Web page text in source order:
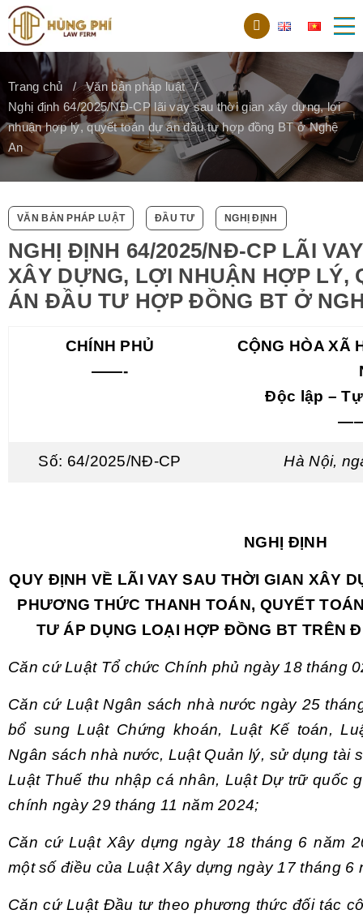
Trang chủ
Văn bản pháp luật
Nghị định 64/2025/NĐ-CP lãi vay sau thời gian xây dựng, lợi
nhuận hợp lý, quyết toán dự án đầu tư hợp đồng BT ở Nghệ
An
VĂN BẢN PHÁP LUẬT ĐẦU TƯ NGHỊ ĐỊNH
NGHỊ ĐỊNH 64/2025/NĐ-CP LÃI
XÂY DỰNG, LỢI NHUẬN HỢP LÝ,
ÁN ĐẦU TƯ HỢP ĐỒNG BT Ở
CHÍNH PHỦ
——-
CỘNG HÒA XÃ
Độc lập –
Số: 64/2025/NĐ-CP Hà Nội,
NGHỊ ĐỊNH
QUY ĐỊNH VỀ LÃI VAY SAU THỜI GIAN XÂY
PHƯƠNG THỨC THANH TOÁN, QUYẾT
TƯ ÁP DỤNG LOẠI HỢP ĐỒNG BT TRÊN
Căn cứ Luật Tổ chức Chính phủ ngày 18 tháng
Căn cứ Luật Ngân sách nhà nước ngày 25
bổ sung Luật Chứng khoán, Luật Kế toán,
Ngân sách nhà nước, Luật Quản lý, sử dụng tài
Luật Thuế thu nhập cá nhân, Luật Dự trữ quốc
chính ngày 29 tháng 11 năm 2024;
Căn cứ Luật Xây dựng ngày 18 tháng 6 năm
một số điều của Luật Xây dựng ngày 17 tháng 6
Căn cứ Luật Đầu tư theo phương thức đối tác